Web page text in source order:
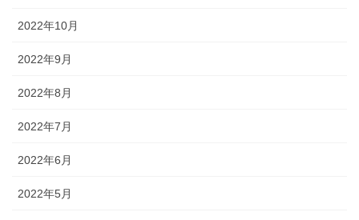
2022年10月
2022年9月
2022年8月
2022年7月
2022年6月
2022年5月